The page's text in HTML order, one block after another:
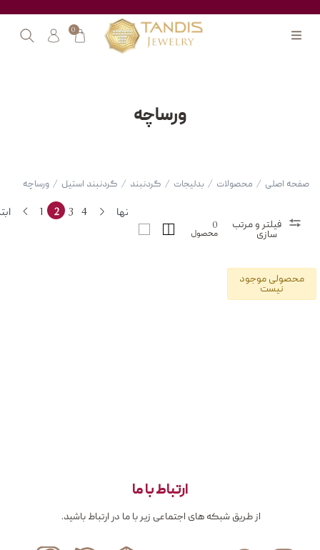
0
ورساچه
صفحه اصلی / محصولات / بدلیجات / گردنبند / گردنبند استیل / ورساچه
فیلتر و مرتب
سازی
0
محصول
محصولی موجود
نیست
1 2 3 4 انتها
ارتباط با ما
از طریق شبکه های اجتماعی زیر با ما در ارتباط باشید.